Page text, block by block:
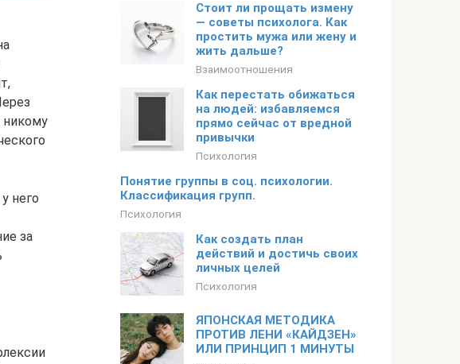
никому
него
за
Стоит ли прощать измену
— советы психолога. Как
простить мужа или жену и
жить дальше?
Взаимоотношения
Как перестать обижаться
на людей: избавляемся
прямо сейчас от вредной
привычки
Психология
Понятие группы в соц. психологии.
Классификация групп.
Психология
Как создать план
действий и достичь своих
личных целей
Психология
ЯПОНСКАЯ МЕТОДИКА
ПРОТИВ ЛЕНИ «КАЙДЗЕН»
ИЛИ ПРИНЦИП 1 МИНУТЫ